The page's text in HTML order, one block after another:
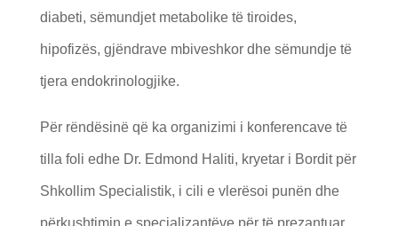
diabeti, sëmundjet metabolike të tiroides,
hipofizës, gjëndrave mbiveshkor dhe sëmundje të
tjera endokrinologjike.
Për rëndësinë që ka organizimi i konferencave të
tilla foli edhe Dr. Edmond Haliti, kryetar i Bordit për
Shkollim Specialistik, i cili e vlerësoi punën dhe
përkushtimin e specializantëve për të prezantuar